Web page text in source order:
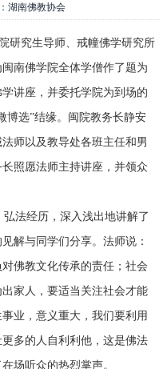
湖南佛教协会
研究生导师、戒幢佛学研究所
南佛学院全体学僧作了题为
讲座，并委托学院为到场的
选”结缘。闽院教务长静安
师以及教导处各班主任和男
照愿法师主持讲座，并领众
法经历，深入浅出地讲解了
解与同学们分享。法师说：
佛教文化传承的责任；社会
家人，要适当关注社会才能
业，意义重大，我们要利用
多的人自利利他，这是佛法
场听众的热烈掌声。